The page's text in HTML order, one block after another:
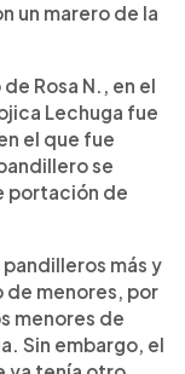
un marero de la
Rosa N., en el
Lechuga fue
el que fue
se
portación de
más y
de menores, por
menores de
Sin embargo, el